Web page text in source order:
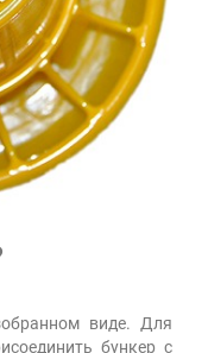
виде. Для
бункер с